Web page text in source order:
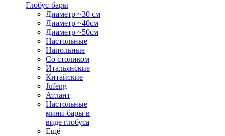
Глобус-бары
Диаметр ~30 см
Диаметр ~40см
Диаметр ~50см
Настольные
Напольные
Со столиком
Итальянские
Китайские
Jufeng
Атлант
Настольные
мини-бары в
виде глобуса
Ещё